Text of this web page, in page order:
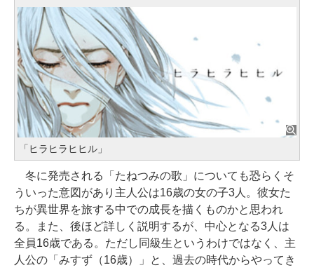
「ヒラヒラヒヒル」
冬に発売される「たねつみの歌」についても恐らくそ
ういった意図があり主人公は16歳の女の子3人。彼女た
ちが異世界を旅する中での成長を描くものかと思われ
る。また、後ほど詳しく説明するが、中心となる3人は
全員16歳である。ただし同級生というわけではなく、主
人公の「みすず（16歳）」と、過去の時代からやってき